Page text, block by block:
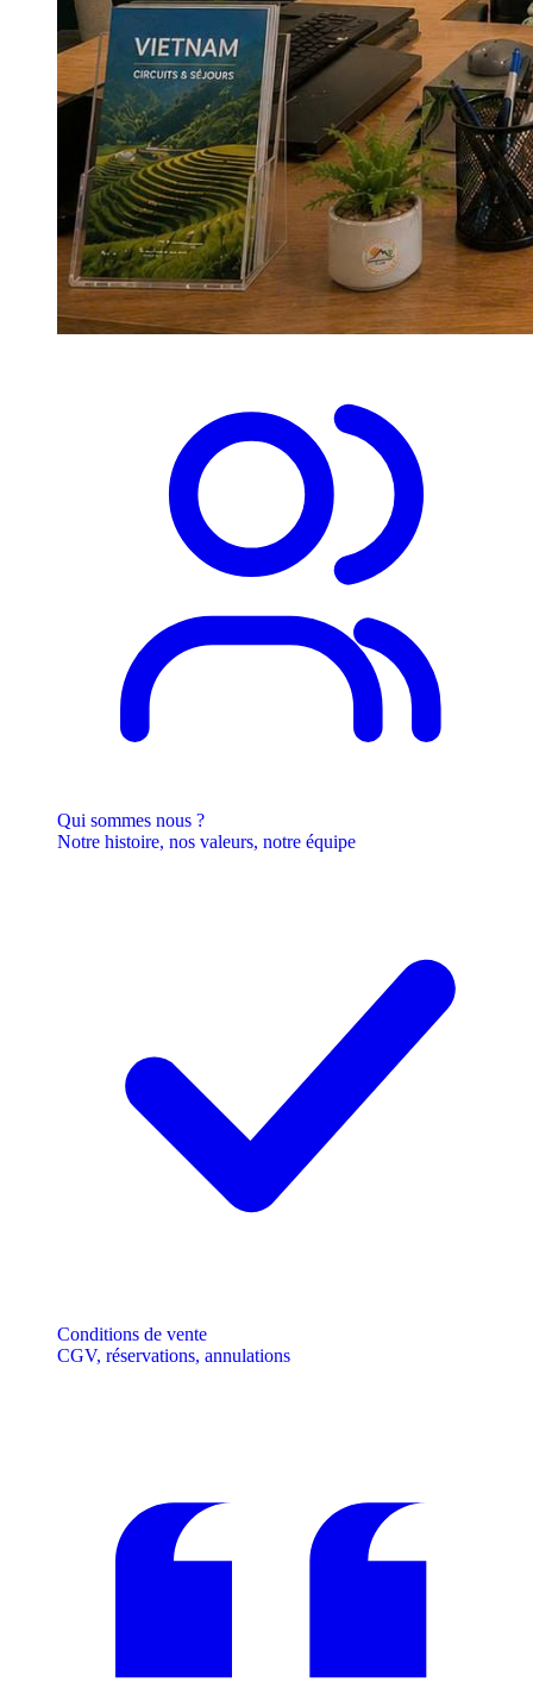
Qui sommes nous ?
Notre histoire, nos valeurs, notre équipe
Conditions de vente
CGV, réservations, annulations